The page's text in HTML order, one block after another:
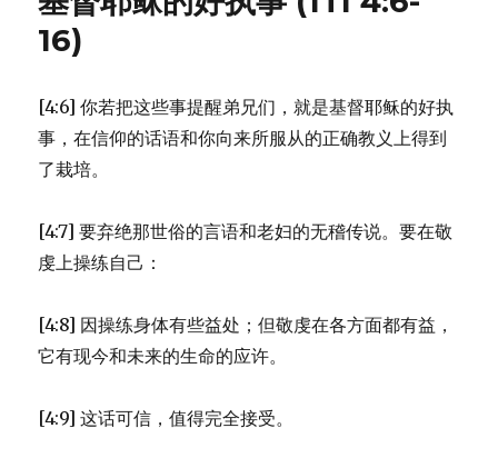
16)
[4:6] 你若把这些事提醒弟兄们，就是基督耶稣的好执
事，在信仰的话语和你向来所服从的正确教义上得到
了栽培。
[4:7] 要弃绝那世俗的言语和老妇的无稽传说。要在敬
虔上操练自己：
[4:8] 因操练身体有些益处；但敬虔在各方面都有益，
它有现今和未来的生命的应许。
[4:9] 这话可信，值得完全接受。